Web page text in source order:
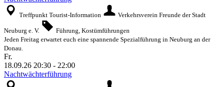
Treffpunkt Tourist-Information Verkehrsverein Freunde der Stadt
Neuburg e. V.
Führung, Kostümführungen
Jeden Freitag erwartet euch eine spannende Spezialführung in Neuburg an der
Donau.
Fr.
18.09.26 20:30 - 22:00
Nachtwächterführung